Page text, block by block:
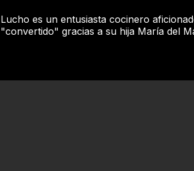
Lucho es un entusiasta cocinero
"convertido" gracias a su hija María del